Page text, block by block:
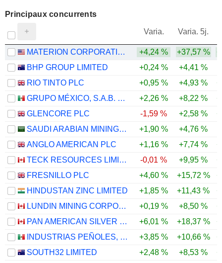
Principaux concurrents
Varia. Varia. 5j.
MATERION CORPORATION
+4,24 % +37,57 %
BHP GROUP LIMITED
+0,24 % +4,41 %
RIO TINTO PLC
+0,95 % +4,93 %
GRUPO MÉXICO, S.A.B. DE C.V.
+2,26 % +8,22 %
GLENCORE PLC
-1,59 % +2,58 %
SAUDI ARABIAN MINING COMPANY (MAADEN)
+1,90 % +4,76 %
ANGLO AMERICAN PLC
+1,16 % +7,74 %
TECK RESOURCES LIMITED
-0,01 % +9,95 %
FRESNILLO PLC
+4,60 % +15,72 %
HINDUSTAN ZINC LIMITED
+1,85 % +11,43 %
LUNDIN MINING CORPORATION
+0,19 % +8,50 %
PAN AMERICAN SILVER CORP.
+6,01 % +18,37 %
INDUSTRIAS PEÑOLES, S.A.B. DE C.V.
+3,85 % +10,66 %
SOUTH32 LIMITED
+2,48 % +8,53 %